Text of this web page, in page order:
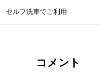
セルフ洗車でご利用
コメント